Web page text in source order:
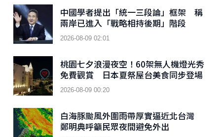
中國學者提出「統一三段論」框架 稱
兩岸已進入「戰略相持後期」階段
2026-08-09 02:01
桃園七夕浪漫夜空！60架無人機燈光秀
免費觀賞 日本夏祭屋台美食同步登場
2026-08-09 00:20
白海豚颱風外圍雨帶厚實逼近北台灣
鄭明典呼籲民眾夜間避免外出